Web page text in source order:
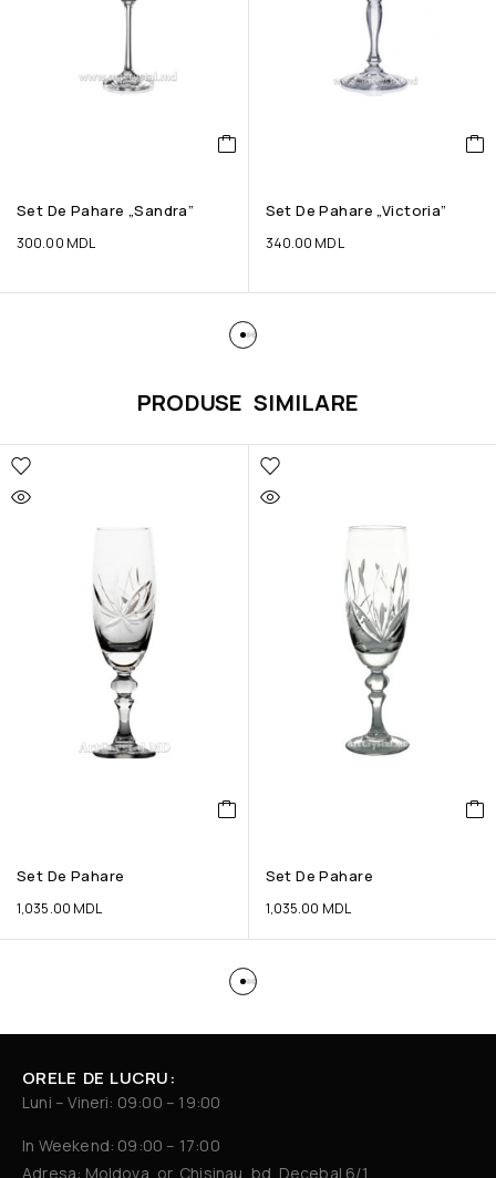
Set De Pahare „Sandra”
300.00 MDL
Set De Pahare „Victoria”
340.00 MDL
PRODUSE SIMILARE
Set De Pahare
1,035.00 MDL
Set De Pahare
1,035.00 MDL
ORELE DE LUCRU:
Luni – Vineri: 09:00 – 19:00
In Weekend: 09:00 – 17:00
Adresa: Moldova, or. Chisinau, bd. Decebal 6/1